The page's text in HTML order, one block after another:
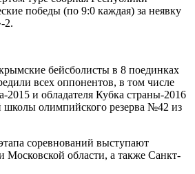
победы (по 9:0 каждая) за неявку
2.
бейсболисты в 8 поединках
всех оппонентов, в том числе
2015 и обладателя Кубка страны-2016
олимпийского резерва №42 из
соревнований выступают
Московской области, а также Санкт-